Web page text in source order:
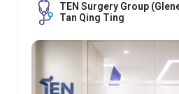
TEN Surgery Group
Tan Qing Ting